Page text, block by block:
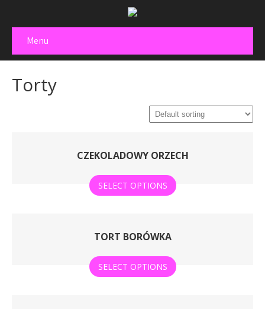
Menu
Torty
CZEKOLADOWY ORZECH
SELECT OPTIONS
TORT BORÓWKA
SELECT OPTIONS